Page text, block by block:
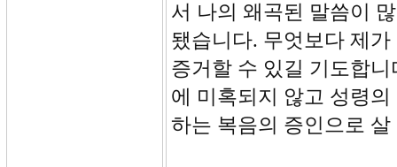
서 나의 왜곡된 말씀이
됐습니다. 무엇보다 제
증거할 수 있길 기도합
에 미혹되지 않고 성령
하는 복음의 증인으로